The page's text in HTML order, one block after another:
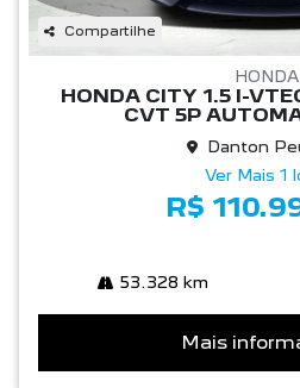
Compartilhe
HONDA
HONDA CITY 1.5 I-
CVT 5P
Danton
Ver Mais 1
R$
53.328 km
Mais